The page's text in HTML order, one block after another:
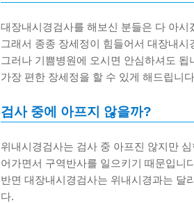
대장내시경검사를 해보신 분들은 다 아
그래서 종종 장세정이 힘들어서 대장내
그러나 기쁨병원에 오시면 안심하셔도 됩
가장 편한 장세정을 할 수 있게 해드립니
검사 중에 아프지 않을까?
위내시경검사는 검사 중 아프진 않지만
어가면서 구역반사를 일으키기 때문입니
반면 대장내시경검사는 위내시경과는 달
다.